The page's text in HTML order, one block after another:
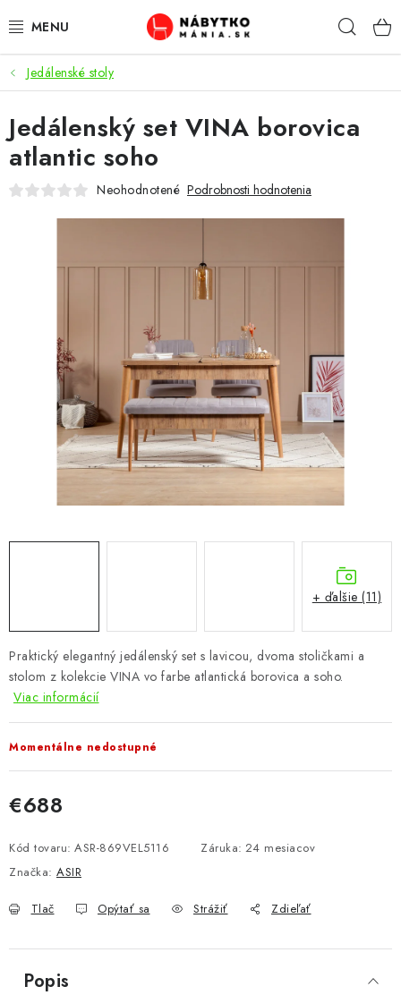
na
VÝPREDAJ
NOVINKY
OBÝVACIA IZBA
KUCHYŇA
SPÁĽŇA
PRACOVŇA / KANCELÁRIA
KÚPEĽŇA
DETSKÉ A ŠTUDENTSKÉ
ZÁHRADA
Reklamácie a odstúpenie od zmluvy
Obchodné podmienky 2024
Jedálenské stoly
Praktický elegantný jedálenský set s lavicou, dvoma stoličkami a
stolom z kolekcie VINA vo farbe atlantická borovica a soho.
Viac informácií
Momentálne nedostupné
€688
Kód tovaru: ASR-869VEL5116 Záruka: 24 mesiacov
Značka: ASIR
Tlač Opýtať sa Strážiť Zdieľať
Jedálenský set VINA borovica
atlantic soho
Neohodnotené Podrobnosti hodnotenia
+ ďalšie (11)
Popis